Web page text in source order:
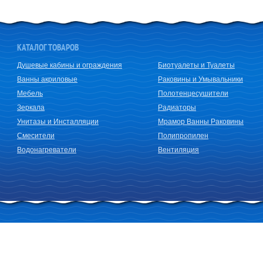
КАТАЛОГ ТОВАРОВ
Душевые кабины и ограждения
Ванны акриловые
Мебель
Зеркала
Унитазы и Инсталляции
Смесители
Водонагреватели
Биотуалеты и Туалеты
Раковины и Умывальники
Полотенцесушители
Радиаторы
Мрамор Ванны Раковины
Полипропилен
Вентиляция